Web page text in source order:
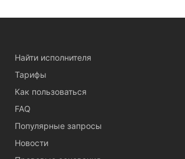
Найти исполнителя
Тарифы
Как пользоваться
FAQ
Популярные запросы
Новости